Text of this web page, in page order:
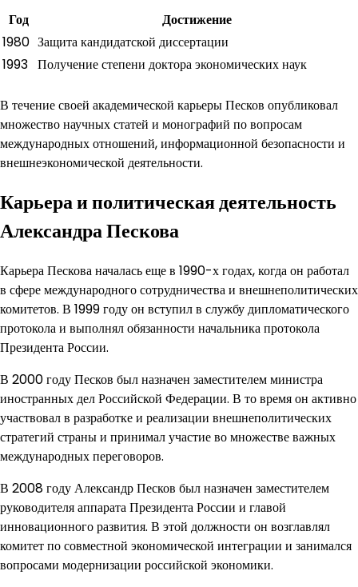
Год
Достижение
1980 Защита кандидатской диссертации
1993 Получение степени доктора экономических наук
В течение своей академической карьеры Песков опубликовал
множество научных статей и монографий по вопросам
международных отношений, информационной безопасности и
внешнеэкономической деятельности.
Карьера и политическая деятельность
Александра Пескова
Карьера Пескова началась еще в 1990-х годах, когда он работал
в сфере международного сотрудничества и внешнеполитических
комитетов. В 1999 году он вступил в службу дипломатического
протокола и выполнял обязанности начальника протокола
Президента России.
В 2000 году Песков был назначен заместителем министра
иностранных дел Российской Федерации. В то время он активно
участвовал в разработке и реализации внешнеполитических
стратегий страны и принимал участие во множестве важных
международных переговоров.
В 2008 году Александр Песков был назначен заместителем
руководителя аппарата Президента России и главой
инновационного развития. В этой должности он возглавлял
комитет по совместной экономической интеграции и занимался
вопросами модернизации российской экономики.